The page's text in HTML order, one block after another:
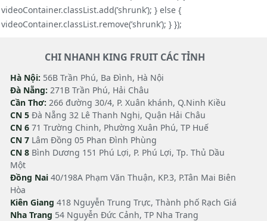
videoContainer.classList.add(’shrunk’); } else {
videoContainer.classList.remove(’shrunk’); } });
CHI NHANH KING FRUIT CÁC TỈNH
Hà Nội: 56B Trần Phú, Ba Đình, Hà Nội
Đà Nẵng: 271B Trần Phú, Hải Châu
Cần Thơ: 266 đường 30/4, P. Xuân khánh, Q.Ninh Kiều
CN 5 Đà Nẵng 32 Lê Thanh Nghị, Quận Hải Châu
CN 6 71 Trường Chinh, Phường Xuân Phú, TP Huế
CN 7 Lâm Đồng 05 Phan Đình Phùng
CN 8 Bình Dương 151 Phú Lợi, P. Phú Lợi, Tp. Thủ Dầu
Một
Đồng Nai 40/198A Phạm Văn Thuận, KP.3, P.Tân Mai Biên
Hòa
Kiên Giang 418 Nguyễn Trung Trực, Thành phố Rạch Giá
Nha Trang 54 Nguyễn Đức Cảnh, TP Nha Trang